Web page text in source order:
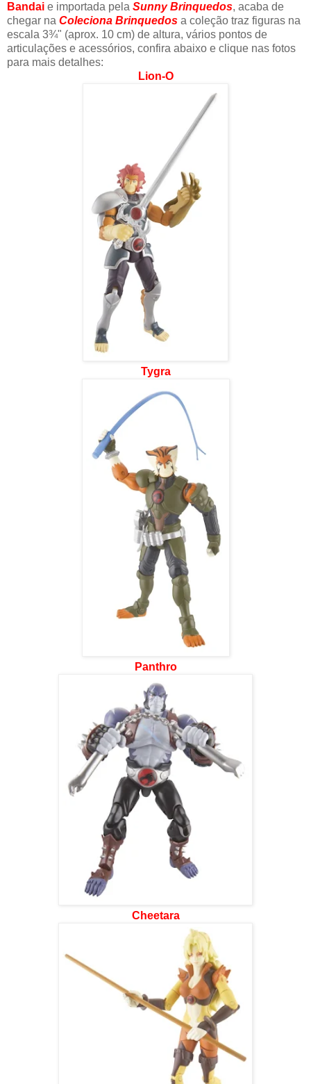
Bandai e importada pela Sunny Brinquedos, acaba de
chegar na Coleciona Brinquedos a coleção traz figuras na
escala 3¾" (aprox. 10 cm) de altura, vários pontos de
articulações e acessórios, confira abaixo e clique nas fotos
para mais detalhes:
Lion-O
Tygra
Panthro
Cheetara